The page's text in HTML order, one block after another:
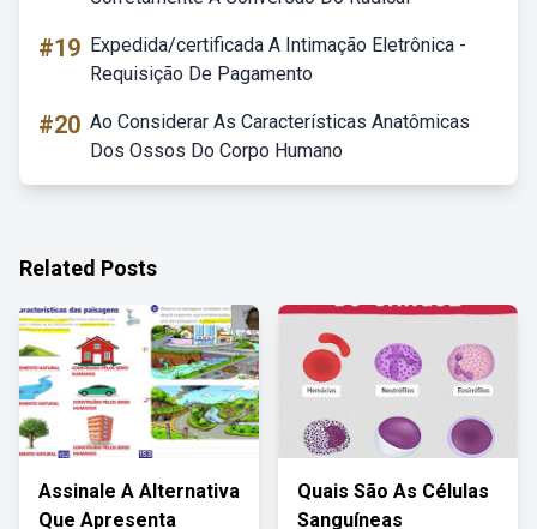
#19 Expedida/certificada A Intimação Eletrônica -
Requisição De Pagamento
#20 Ao Considerar As Características Anatômicas
Dos Ossos Do Corpo Humano
Related Posts
Assinale A Alternativa
Que Apresenta
Quais São As Células
Sanguíneas